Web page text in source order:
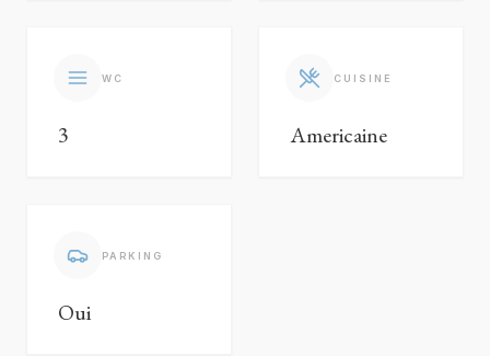
WC
3
CUISINE
Americaine
PARKING
Oui